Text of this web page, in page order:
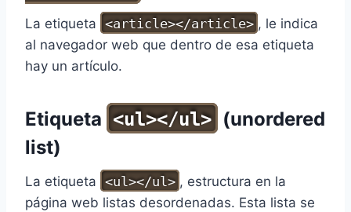
La etiqueta <article></article> , le indica
al navegador web que dentro de esa etiqueta
hay un artículo.
Etiqueta <ul></ul> (unordered
list)
La etiqueta <ul></ul> , estructura en la
página web listas desordenadas. Esta lista se